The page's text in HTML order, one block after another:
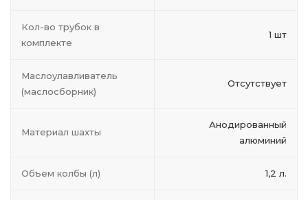
Кол-во трубок в
комплекте
1 шт
Маслоулавливатель
(маслосборник)
Отсутствует
Материал шахты
Анодированный
алюминий
Объем колбы (л) 1,2 л.